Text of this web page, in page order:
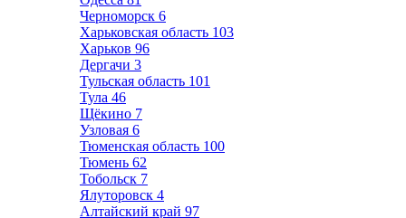
Черноморск 6
Харьковская область 103
Харьков 96
Дергачи 3
Тульская область 101
Тула 46
Щёкино 7
Узловая 6
Тюменская область 100
Тюмень 62
Тобольск 7
Ялуторовск 4
Алтайский край 97